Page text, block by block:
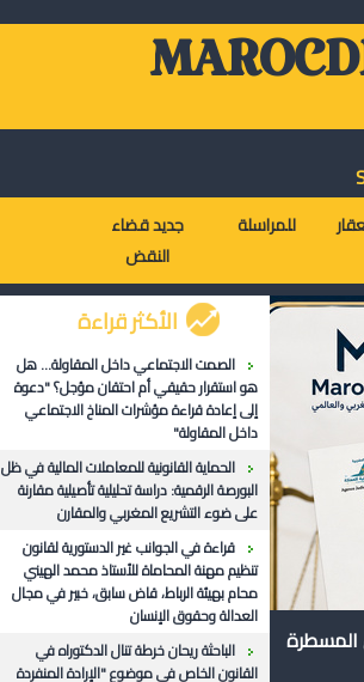
جديد قضاء
النقض
للمراسلة
الأكثر قراءة
الصمت الاجتماعي داخل المقاولة... هل
هو استقرار حقيقي أم احتقان مؤجل؟ "دعوة
إلى إعادة قراءة مؤشرات المناخ الاجتماعي
داخل المقاولة"
الحماية القانونية للمعاملات المالية في ظل
البورصة الرقمية: دراسة تحليلية تأصيلية مقارنة
على ضوء التشريع المغربي والمقارن
قراءة في الجوانب غير الدستورية لقانون
تنظيم مهنة المحاماة للأستاذ محمد الهيني
محام بهيئة الرباط، قاض سابق، خبير في مجال
العدالة وحقوق الإنسان
الباحثة ريحان خرطة تنال الدكتوراه في
القانون الخاص في موضوع "الإرادة المنفردة
المسطرة